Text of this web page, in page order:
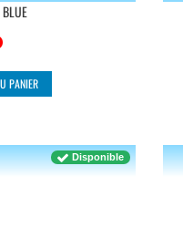
PANIER
Disponible